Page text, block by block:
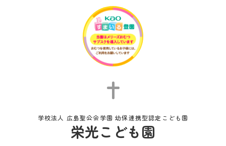
学校法人 広島聖公会学園 幼保連携型認定こども園
栄光こども園